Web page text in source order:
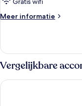
Meer informatie
Meer
Bedroom
Pool
Vergelijkbare
Holiday Inn Resort